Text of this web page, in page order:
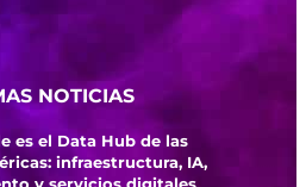
NOTICIAS
es el Data Hub de las
infraestructura, IA,
y servicios digitales